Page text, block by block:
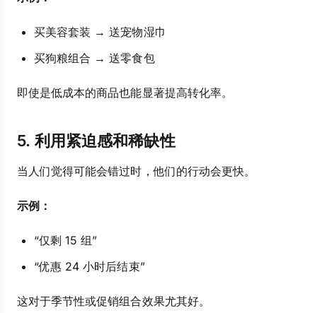
买美容套装 → 送宠物湿巾
买狗粮组合 → 送零食包
即使是低成本的商品也能显著提高转化率。
5. 利用紧迫感和稀缺性
当人们觉得可能会错过时，他们的行动会更快。
示例：
“仅剩 15 组”
“优惠 24 小时后结束”
这对于季节性或促销组合效果尤其好。